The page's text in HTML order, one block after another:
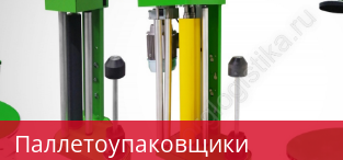
Весы промышленные
Паллетоупаковщики
Техника для общепита
Упаковочное оборудование